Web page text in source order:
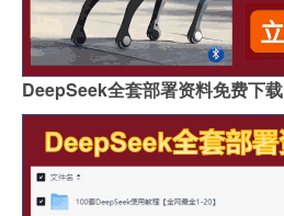
DeepSeek全套部署资料免费下载